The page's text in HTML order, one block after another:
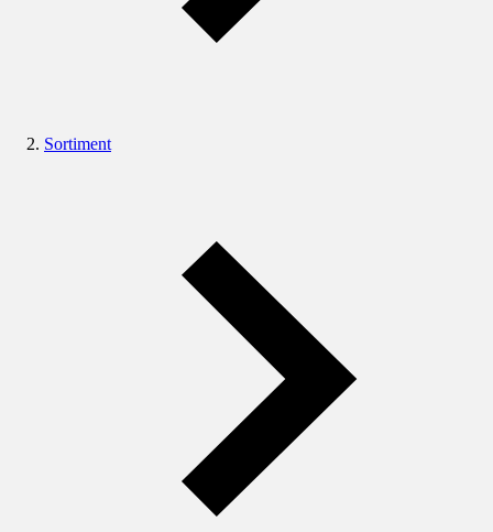
Sortiment